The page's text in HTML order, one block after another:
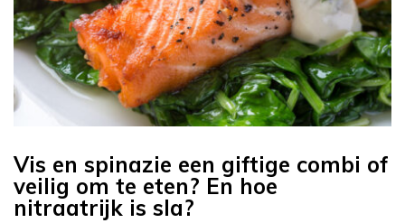
Vis en spinazie een giftige combi of
veilig om te eten? En hoe
nitraatrijk is sla?